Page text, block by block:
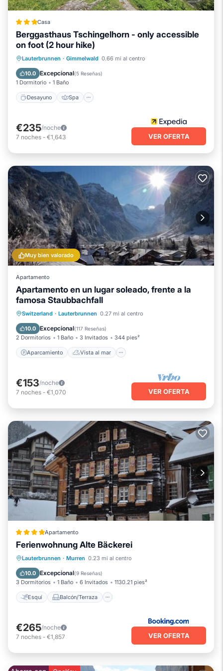
Casa
Berggasthaus Tschingelhorn - only accessible
on foot (2 hour hike)
Lauterbrunnen · Gimmelwald 0.66 mi al centro
10.0 Excepcional(5 Reseñas)
1 Dormitorio 1 Baño
Desayuno Spa
Desayuno Spa
Internet
Apto para niños
€235/noche
7 noches - €1,643 VER OFERTA
Muy bien valorado
Apartamento
Apartamento en un lugar soleado, frente a la
famosa Staubbachfall
Switzerland · Lauterbrunnen 0.27 mi al centro
10.0 Excepcional(117 Reseñas)
2 Dormitorios 1 Baño 3 Invitados 344 pies²
Aparcamiento Vista al mar
Aparcamiento
Vista al mar
Balcón/Terraza
€153/noche
7 noches - €1,070 VER OFERTA
Apartamento
Ferienwohnung Alte Bäckerei
Lauterbrunnen · Murren 0.23 mi al centro
10.0 Excepcional(9 Reseñas)
3 Dormitorios 1 Baño 6 Invitados 1130.21 pies²
Esquí Balcón/Terraza
Esquí Balcón/Terraza
Internet
€265/noche
7 noches - €1,857 VER OFERTA